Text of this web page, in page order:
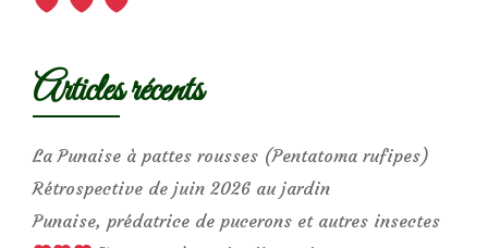
Articles récents
La Punaise à pattes rousses (Pentatoma rufipes)
Rétrospective de juin 2026 au jardin
Punaise, prédatrice de pucerons et autres insectes